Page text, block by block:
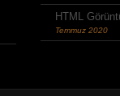
HTML
Temmuz 2020